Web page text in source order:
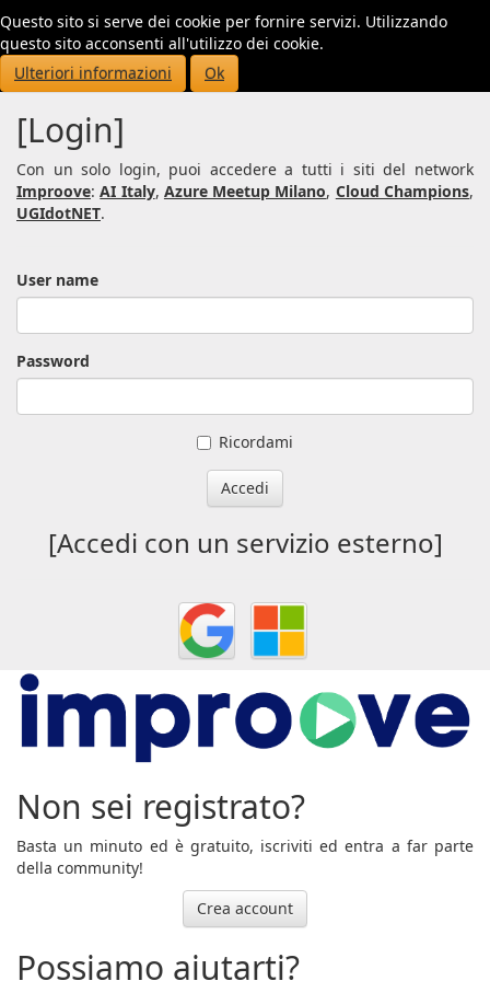
Questo sito si serve dei cookie per fornire servizi. Utilizzando
questo sito acconsenti all'utilizzo dei cookie.
Ulteriori informazioni
Ok
[Login]
Con un solo login, puoi accedere a tutti i siti del network
Improove:AI Italy, Azure Meetup Milano, Cloud Champions,
UGIdotNET.
User name
Password
Ricordami
Accedi
[Accedi con un servizio esterno]
Non sei registrato?
Basta un minuto ed è gratuito, iscriviti ed entra a far parte
della community!
Crea account
Possiamo aiutarti?